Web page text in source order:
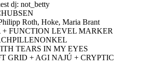
dj: not_betty
Roth, Hoke, Maria Brant
FUNCTION LEVEL MARKER
TEARS IN MY EYES
GRID + AGI NAJÚ + CRYPTIC